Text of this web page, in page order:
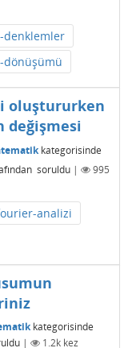
dönüşümü
oluştururken
değişmesi
kategorisinde
soruldu |
995
analizi
kategorisinde
| 1.2kkez